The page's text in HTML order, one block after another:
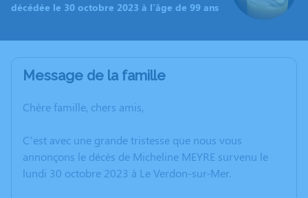
décédée le 30 octobre 2023 à l'âge de 99 ans
Message de la famille
Chère famille, chers amis,
C’est avec une grande tristesse que nous vous
annonçons le décès de Micheline MEYRE survenu le
lundi 30 octobre 2023 à Le Verdon-sur-Mer.